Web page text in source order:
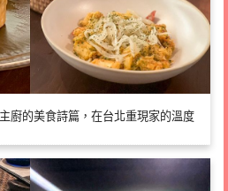
廚的美食詩篇，在台北重現家的溫度